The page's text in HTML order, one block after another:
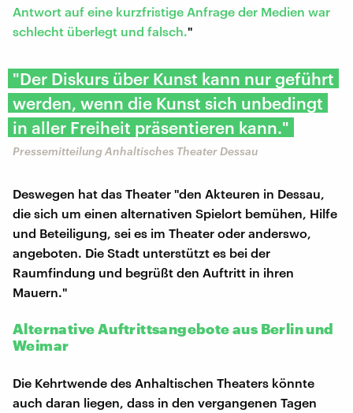
Antwort auf eine kurzfristige Anfrage der Medien war
schlecht überlegt und falsch."
"Der Diskurs über Kunst kann nur geführt
werden, wenn die Kunst sich unbedingt
in aller Freiheit präsentieren kann."
Pressemitteilung Anhaltisches Theater Dessau
Deswegen hat das Theater "den Akteuren in Dessau,
die sich um einen alternativen Spielort bemühen, Hilfe
und Beteiligung, sei es im Theater oder anderswo,
angeboten. Die Stadt unterstützt es bei der
Raumfindung und begrüßt den Auftritt in ihren
Mauern."
Alternative Auftrittsangebote aus Berlin und
Weimar
Die Kehrtwende des Anhaltischen Theaters könnte
auch daran liegen, dass in den vergangenen Tagen